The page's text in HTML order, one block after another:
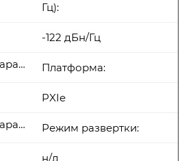
Гц):
-122 дБн/Гц
Платформа:
Наименование характеристики
PXIe
Режим развертки:
Наименование характеристики
н/д